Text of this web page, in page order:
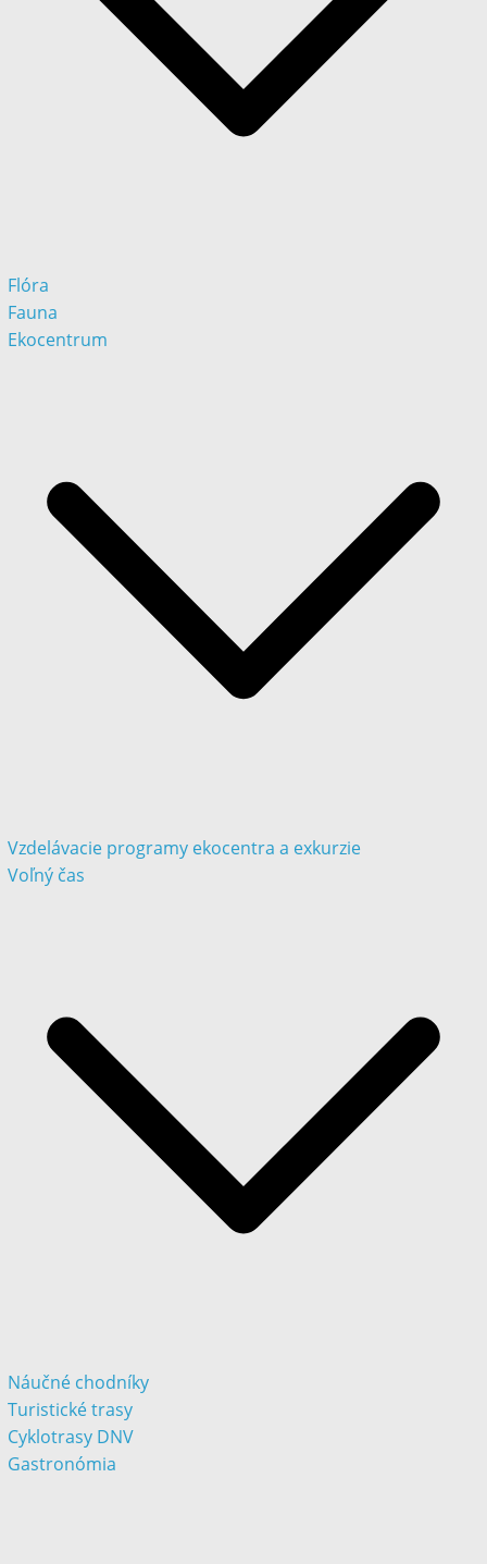
Flóra
Fauna
Ekocentrum
Vzdelávacie programy ekocentra a exkurzie
Voľný čas
Náučné chodníky
Turistické trasy
Cyklotrasy DNV
Gastronómia